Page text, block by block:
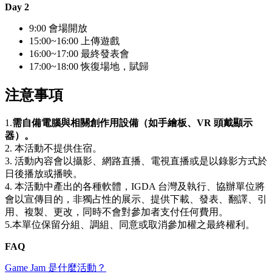
Day 2
9:00 會場開放
15:00~16:00 上傳遊戲
16:00~17:00 最終發表會
17:00~18:00 恢復場地，賦歸
注意事項
1.需自備電腦與相關創作用設備 （如手繪板、VR 頭戴顯示
器）。
2. 本活動不提供住宿。
3. 活動內容會以攝影、網路直播、電視直播或是以錄影方式於
日後播放或播映。
4. 本活動中產出的各種軟體，IGDA 台灣及執行、協辦單位將
會以宣傳目的，非獨占性的展示、提供下載、發表、翻譯、引
用、複製、更改，同時不會對參加者支付任何費用。
5.本單位保留分組、調組、同意或取消參加權之最終權利。
FAQ
Game Jam 是什麼活動？